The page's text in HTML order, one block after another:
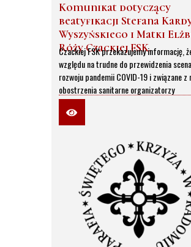
Komunikat dotyczący
beatyfikacji Stefana
Wyszyńskiego i Matki
Róży Czackiej FSK.
sierpnia 2021 roku Komunikatu Komitetu
Organizacyjnego ds. beatyfikacji Stefana
Kardynała Wyszyńskiego i Matki Elżbiety
Czackiej FSK przekazujemy informację,
względu na trudne do przewidzenia
rozwoju pandemii COVID-19 i związane z
obostrzenia sanitarne organizatorzy
zdecydowali, że w uroczystościach będą
uczestniczyć wyłącznie osoby posiadające
wstępu. Kliknij ponższy link, aby czytać